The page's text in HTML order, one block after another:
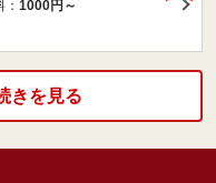
1000円～
きを見る